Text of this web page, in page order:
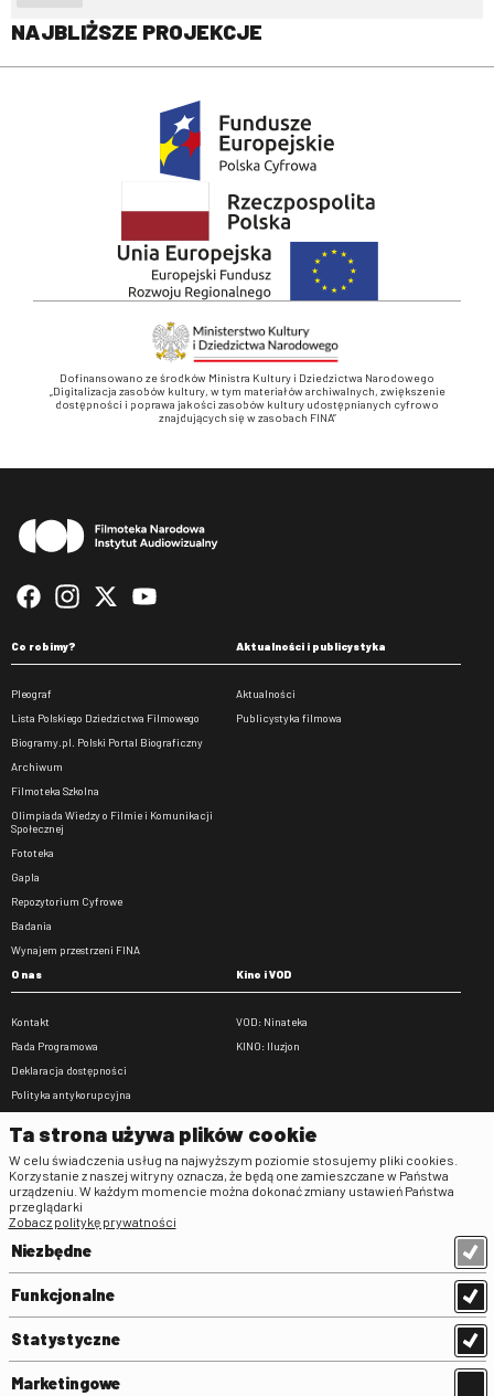
NAJBLIŻSZE PROJEKCJE
Dofinansowano ze środków Ministra Kultury i Dziedzictwa Narodowego
„Digitalizacja zasobów kultury, w tym materiałów archiwalnych, zwiększenie
dostępności i poprawa jakości zasobów kultury udostępnianych cyfrowo
znajdujących się w zasobach FINA”
Co robimy?
Pleograf
Lista Polskiego Dziedzictwa Filmowego
Biogramy.pl. Polski Portal Biograficzny
Archiwum
Filmoteka Szkolna
Olimpiada Wiedzy o Filmie i Komunikacji
Społecznej
Fototeka
Gapla
Repozytorium Cyfrowe
Badania
Wynajem przestrzeni FINA
Aktualności i publicystyka
Aktualności
Publicystyka filmowa
O nas
Kontakt
Rada Programowa
Deklaracja dostępności
Polityka antykorupcyjna
Zamówienia publiczne
Praca w FINA
Kino i VOD
VOD: Ninateka
KINO: Iluzjon
Regulaminy
Klauzula informacyjna RODO
Regulamin użytkowania parkingu
Standardy ochrony małoletnich
Regulamin kina Iluzjon
Ta strona używa plików cookie
W celu świadczenia usług na najwyższym poziomie stosujemy pliki cookies.
Korzystanie z naszej witryny oznacza, że będą one zamieszczane w Państwa
urządzeniu. W każdym momencie można dokonać zmiany ustawień Państwa
przeglądarki
Zobacz politykę prywatności
Niezbędne
Funkcjonalne
Statystyczne
Marketingowe